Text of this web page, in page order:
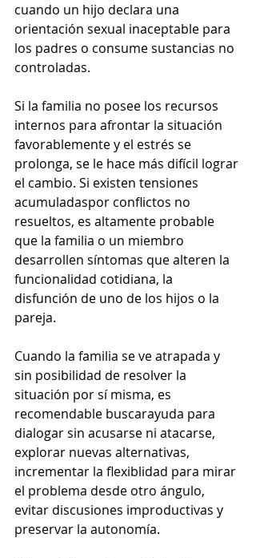
cuando un hijo declara una
orientación sexual inaceptable para
los padres o consume sustancias no
controladas.
Si la familia no posee los recursos
internos para afrontar la situación
favorablemente y el estrés se
prolonga, se le hace más difícil lograr
el cambio. Si existen tensiones
acumuladaspor conflictos no
resueltos, es altamente probable
que la familia o un miembro
desarrollen síntomas que alteren la
funcionalidad cotidiana, la
disfunción de uno de los hijos o la
pareja.
Cuando la familia se ve atrapada y
sin posibilidad de resolver la
situación por sí misma, es
recomendable buscarayuda para
dialogar sin acusarse ni atacarse,
explorar nuevas alternativas,
incrementar la flexiblidad para mirar
el problema desde otro ángulo,
evitar discusiones improductivas y
preservar la autonomía.